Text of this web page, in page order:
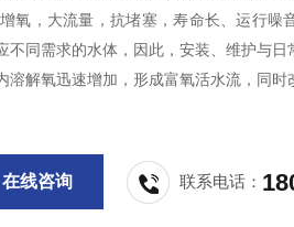
氧，大流量，抗堵塞，寿命长、运行噪
不同需求的水体，因此，安装、维护与日
溶解氧迅速增加，形成富氧活水流，同时
在线咨询 联系电话：